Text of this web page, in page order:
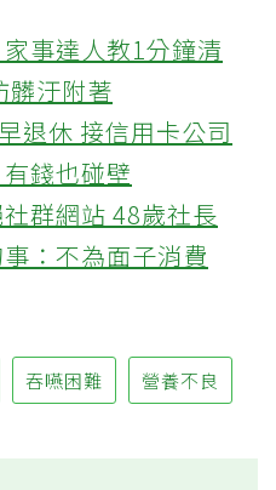
事達人教1分鐘清
髒汙附著
退休 接信用卡公司
錢也碰壁
群網站 48歲社長
：不為面子消費
吞嚥困難 營養不良